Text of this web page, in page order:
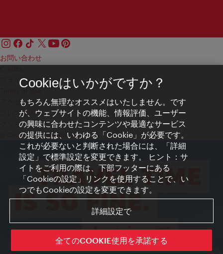
お問い合わせ
プライバシーポリシー
アクセシビリティ
プレス連絡先
クッキーの設定
© Copyright WienTourismus
Cookieはいかがですか？
もちろん無理なオススメはいたしません。です
が、ウェブサイトの機能、情報評価、ユーザー
の興味に合わせたコンテンツや最適なサービス
の提供には、いわゆる「Cookie」が必要です。
これが必要ないと判断された場合には、「詳細
設定」で標準設定を変更できます。 ヒント：サ
イトをご利用の際は、下部フッターにある
「Cookieの設定」リンクを使用することで、い
つでもCookieの設定を変更できます。
詳細設定で
全てのCOOKIE使用を承諾する